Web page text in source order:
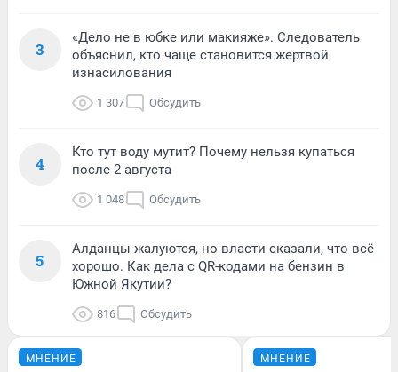
3
«Дело не в юбке или макияже». Следователь
объяснил, кто чаще становится жертвой
изнасилования
1 307 Обсудить
4
Кто тут воду мутит? Почему нельзя купаться
после 2 августа
1 048 Обсудить
5
Алданцы жалуются, но власти сказали, что всё
хорошо. Как дела с QR-кодами на бензин в
Южной Якутии?
816 Обсудить
МНЕНИЕ МНЕНИЕ